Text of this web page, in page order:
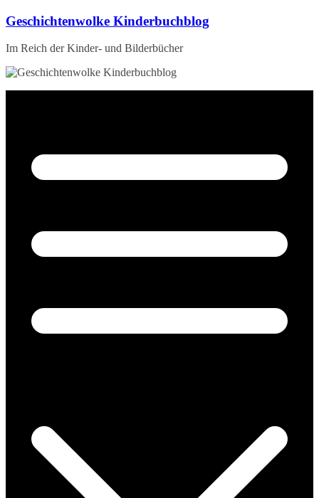
Zum
springen
Geschichtenwolke Kinderbuchblog
Im Reich der Kinder- und Bilderbücher